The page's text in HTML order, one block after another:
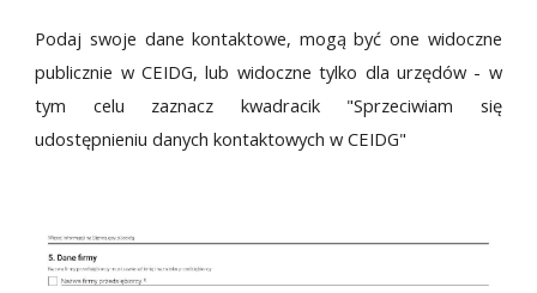
Podaj swoje dane kontaktowe, mogą być one widoczne
publicznie w CEIDG, lub widoczne tylko dla urzędów - w
tym celu zaznacz kwadracik "Sprzeciwiam się
udostępnieniu danych kontaktowych w CEIDG"